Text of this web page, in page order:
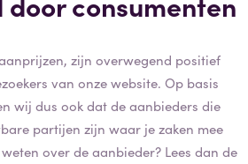
zijn overwegend positief
van onze website. Op basis
wij dus ook dat de aanbieders die
partijen zijn waar je zaken mee
over de aanbieder? Lees dan de